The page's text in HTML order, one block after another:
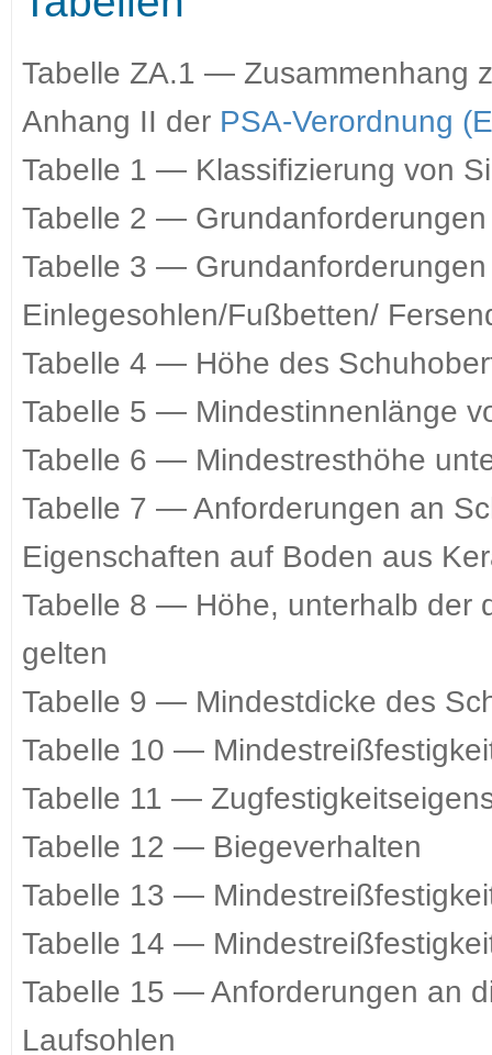
Tabelle ZA.1 — Zusammenhang
Anhang II der PSA-Verordnung
Tabelle 1 — Klassifizierung von
Tabelle 2 —
Tabelle 3 —
Einlegesohlen/Fußbetten/
Tabelle 4 — Höhe des
Tabelle 5 — Mindestinnenlänge
Tabelle 6 — Mindestresthöhe
Tabelle 7 — Anforderungen an
Eigenschaften auf Boden aus
Tabelle 8 — Höhe, unterhalb der
gelten
Tabelle 9 — Mindestdicke des
Tabelle 10 —
Tabelle 11 —
Tabelle 12 — Biegeverhalten
Tabelle 13 —
Tabelle 14 —
Tabelle 15 — Anforderungen an
Laufsohlen